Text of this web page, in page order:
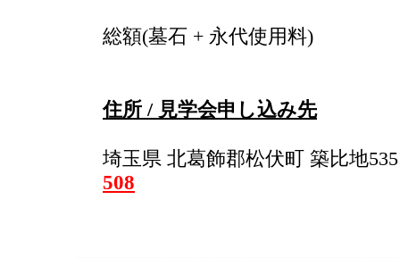
総額(墓石 + 永代使用料)
住所 / 見学会申し込み先
埼玉県 北葛飾郡松伏町 築比地
508